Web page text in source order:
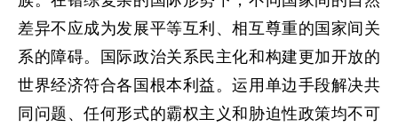
差异不应成为发展平等互利、相互尊重的国家间关
系的障碍。国际政治关系民主化和构建更加开放的
世界经济符合各国根本利益。运用单边手段解决共
同问题、任何形式的霸权主义和胁迫性政策均不可